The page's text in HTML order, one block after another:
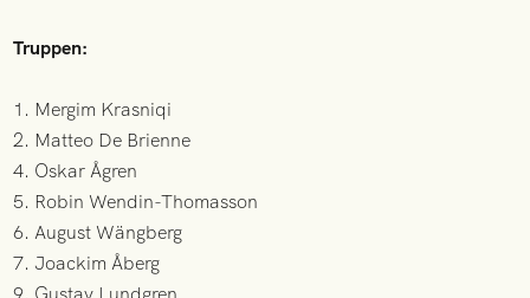
Truppen:
1. Mergim Krasniqi
2. Matteo De Brienne
4. Oskar Ågren
5. Robin Wendin-Thomasson
6. August Wängberg
7. Joackim Åberg